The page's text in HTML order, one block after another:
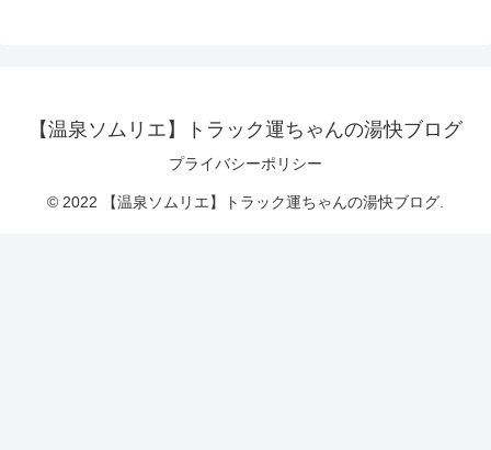
【温泉ソムリエ】トラック運ちゃんの湯快ブログ
プライバシーポリシー
© 2022 【温泉ソムリエ】トラック運ちゃんの湯快ブログ.